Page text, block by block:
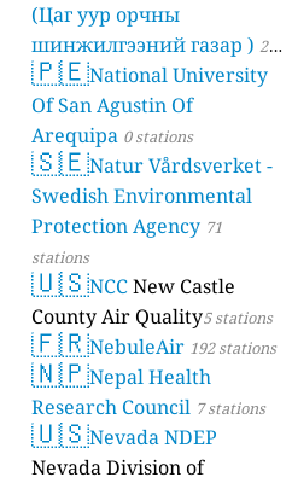
(Цаг уур орчны
шинжилгээний газар ) 21
stations
🇵🇪National University
Of San Agustin Of
Arequipa 0 stations
🇸🇪Natur Vårdsverket -
Swedish Environmental
Protection Agency 71
stations
🇺🇸NCCNew Castle
County Air Quality5 stations
🇫🇷NebuleAir 192 stations
🇳🇵Nepal Health
Research Council 7 stations
🇺🇸Nevada NDEP
Nevada Division of